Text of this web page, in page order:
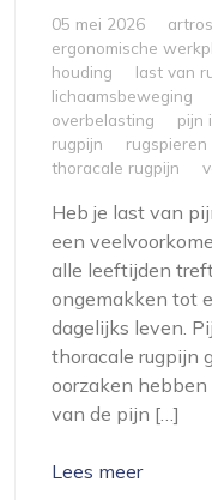
05 mei 2026
ergonomische
houding
last van
lichaamsbeweging
overbelasting
pijn
rugpijn
rugspieren
thoracale rugpijn
Heb je last van
een
alle leeftijden
ongemakken tot
dagelijks leven.
thoracale rugpijn
oorzaken
van de pijn […]
Lees meer